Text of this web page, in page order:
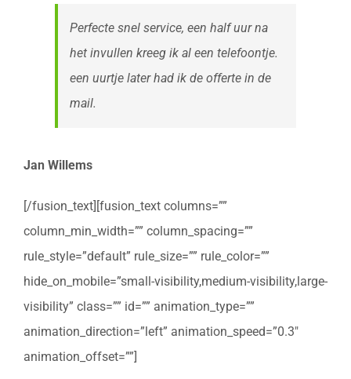
Perfecte snel service, een half uur na
het invullen kreeg ik al een telefoontje.
een uurtje later had ik de offerte in de
mail.
Jan Willems
[/fusion_text][fusion_text columns=””
column_min_width=”” column_spacing=””
rule_style=”default” rule_size=”” rule_color=””
hide_on_mobile=”small-visibility,medium-visibility,large-
visibility” class=”” id=”” animation_type=””
animation_direction=”left” animation_speed=”0.3″
animation_offset=””]